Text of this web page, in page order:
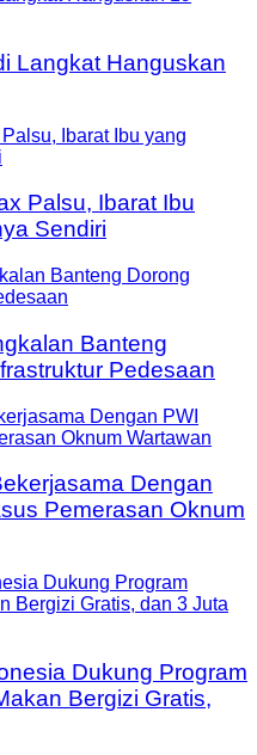
Langkat Hanguskan
Palsu, Ibarat Ibu
Sendiri
Banteng
Pedesaan
Dengan
Pemerasan Oknum
Dukung Program
Bergizi Gratis,